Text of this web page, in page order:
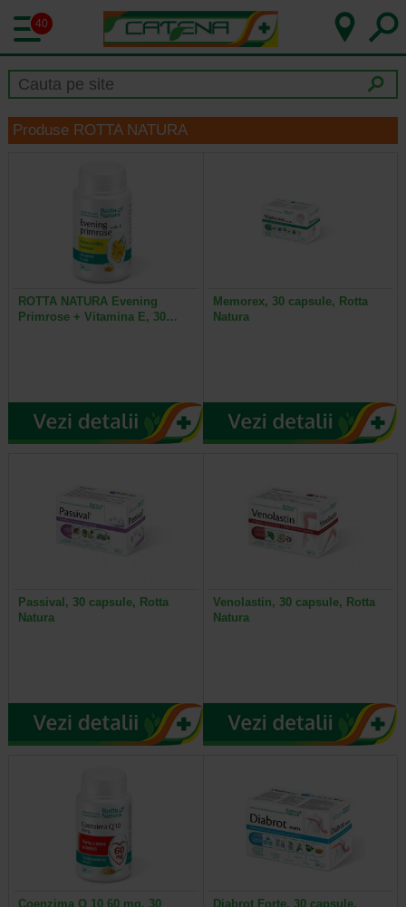
40
Produse ROTTA NATURA
ROTTA NATURA Evening
Primrose + Vitamina E, 30…
Memorex, 30 capsule, Rotta
Natura
Passival, 30 capsule, Rotta
Natura
Venolastin, 30 capsule, Rotta
Natura
Coenzima Q 10 60 mg, 30
Diabrot Forte, 30 capsule,